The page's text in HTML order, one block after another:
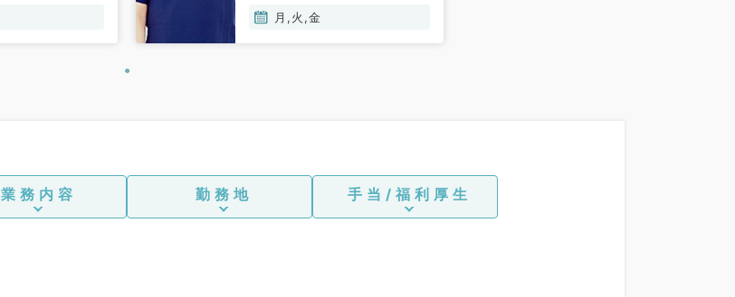
月,火,金
業務内容 勤務地 手当/福利厚生